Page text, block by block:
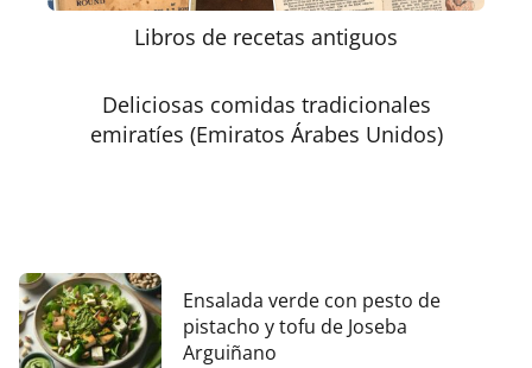
Libros de recetas antiguos
Deliciosas comidas tradicionales
emiratíes (Emiratos Árabes Unidos)
Ensalada verde con pesto de
pistacho y tofu de Joseba
Arguiñano